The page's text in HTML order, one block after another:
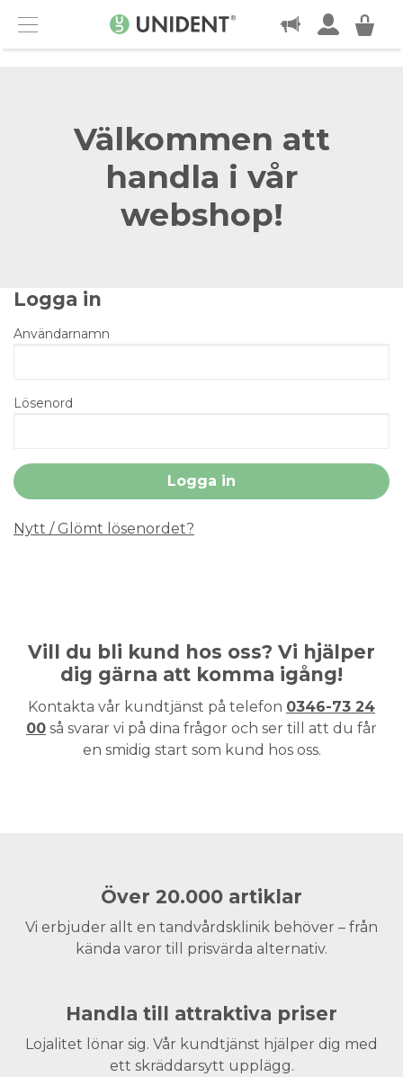
Menu
KONTAKT
Välkommen att
handla i vår
webshop!
Logga in
Användarnamn
Lösenord
Nytt / Glömt lösenordet?
Vill du bli kund hos oss? Vi hjälper
dig gärna att komma igång!
Kontakta vår kundtjänst på telefon 0346-73 24
00 så svarar vi på dina frågor och ser till att du får
en smidig start som kund hos oss.
Över 20.000 artiklar
Vi erbjuder allt en tandvårdsklinik behöver – från
kända varor till prisvärda alternativ.
Handla till attraktiva priser
Lojalitet lönar sig. Vår kundtjänst hjälper dig med
ett skräddarsytt upplägg.